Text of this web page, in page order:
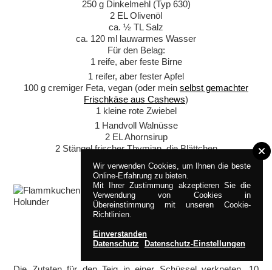
250 g Dinkelmehl (Typ 630)
2 EL Olivenöl
ca. ½ TL Salz
ca. 120 ml lauwarmes Wasser
Für den Belag:
1 reife, aber feste Birne
1 reifer, aber fester Apfel
100 g cremiger Feta, vegan (oder mein selbst gemachter
Frischkäse aus Cashews)
1 kleine rote Zwiebel
1 Handvoll Walnüsse
2 EL Ahornsirup
2 Stängel frischer Thymian, die Blättchen
ZUBEREITUNG
Wir verwenden Cookies, um Ihnen die beste
Online-Erfahrung zu bieten.
Mit Ihrer Zustimmung akzeptieren Sie die
Verwendung von Cookies in
Übereinstimmung mit unseren Cookie-
Richtlinien.
Einverstanden
Datenschutz
Datenschutz-Einstellungen